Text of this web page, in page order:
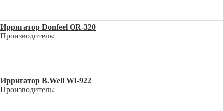
Ирригатор Donfeel OR-320
Производитель:
Ирригатор B.Well WI-922
Производитель: